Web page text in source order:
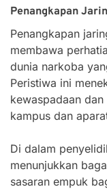
Penangkapan
Penangkapan
membawa
dunia narkoba
Peristiwa ini
kewaspadaan
kampus dan
Di dalam
menunjukkan
sasaran empuk